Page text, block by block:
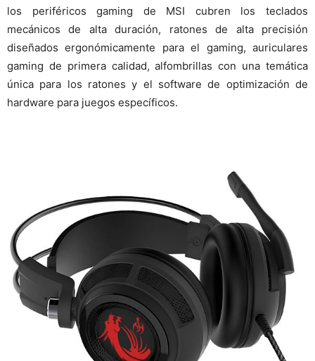
los periféricos gaming de MSI cubren los teclados
mecánicos de alta duración, ratones de alta precisión
diseñados ergonómicamente para el gaming, auriculares
gaming de primera calidad, alfombrillas con una temática
única para los ratones y el software de optimización de
hardware para juegos específicos.